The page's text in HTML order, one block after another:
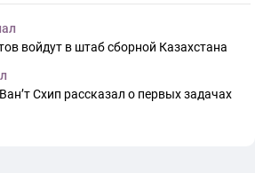
войдут в штаб сборной Казахстана
Схип рассказал о первых задачах